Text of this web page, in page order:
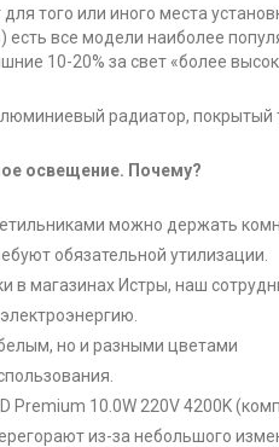
того или иного места
есть все модели наиболее
10-20% за свет «более
радиатор, покрытый
освещение. Почему?
можно держать
обязательной утилизации.
в магазинах Истры, наш
но и разными цветами
Premium 10.0W 220V 4200K
из-за небольшого